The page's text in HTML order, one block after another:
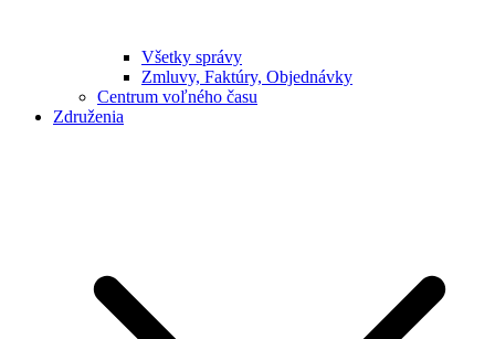
Všetky správy
Zmluvy, Faktúry, Objednávky
Centrum voľného času
Združenia